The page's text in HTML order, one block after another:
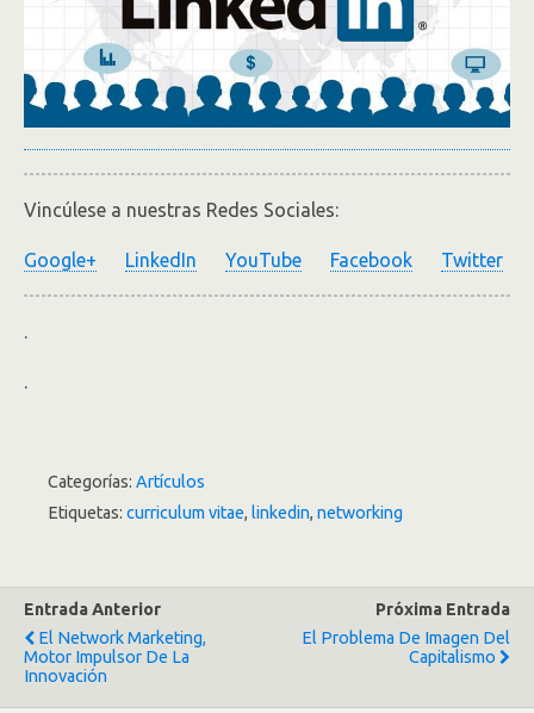
Vincúlese a nuestras Redes Sociales:
Google+ LinkedIn YouTube Facebook Twitter
.
.
Categorías: Artículos
Etiquetas: curriculum vitae, linkedin, networking
Entrada Anterior
El Network Marketing,
Motor Impulsor De La
Innovación
Próxima Entrada
El Problema De Imagen Del
Capitalismo